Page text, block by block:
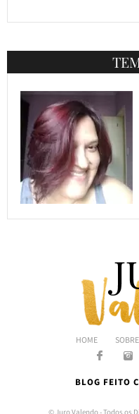
HOME SOBRE
BLOG FEITO
© Juro Valendo - Todos os